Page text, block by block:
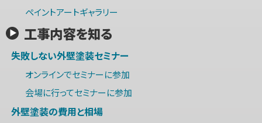
ペイントアートギャラリー
工事内容を知る
失敗しない外壁塗装セミナー
オンラインでセミナーに参加
会場に行ってセミナーに参加
外壁塗装の費用と相場